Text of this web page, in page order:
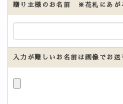
贈り主様のお名前 ※花札にあが
入力が難しいお名前は画像でお送